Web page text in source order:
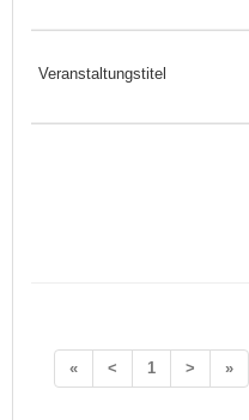
« < 1 > »